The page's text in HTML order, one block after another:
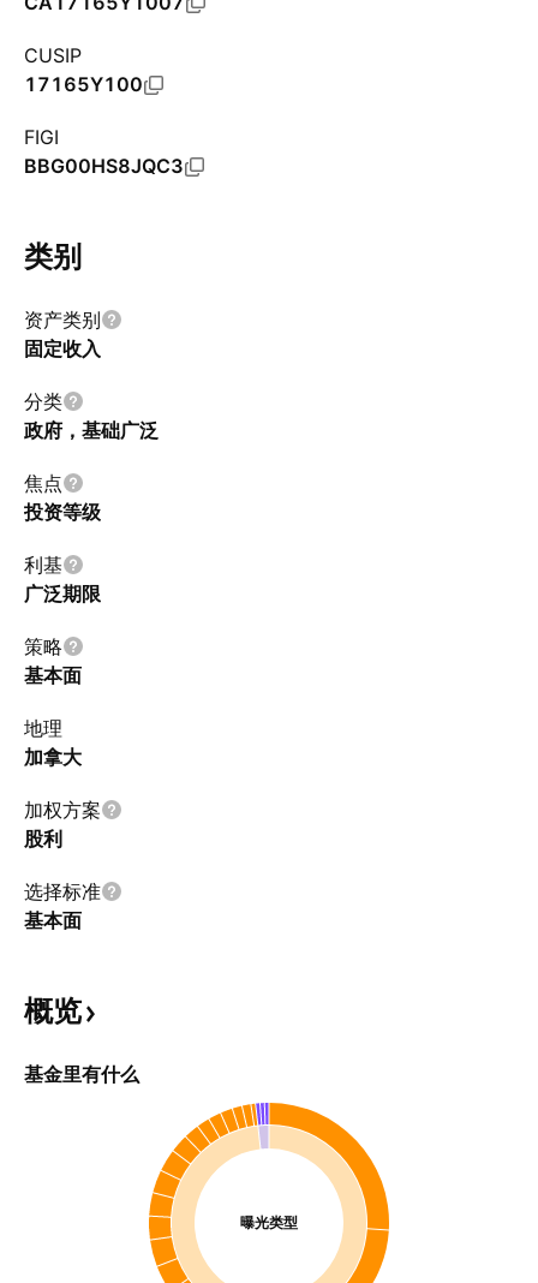
CUSIP
17165Y100
FIGI
BBG00HS8JQC3
类别
资产类别
固定收入
分类
政府，基础广​​泛
焦点
投资等级
利基
广泛期限
策略
基本面
地理
加拿大
加权方案
股利
选择标准
基本面
概览
基金里有什么
曝光类型